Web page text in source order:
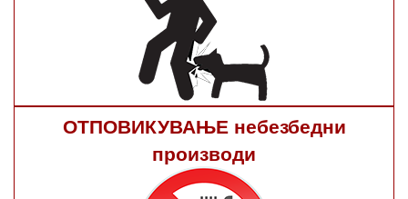
ОТПОВИКУВАЊЕ небезбедни
производи